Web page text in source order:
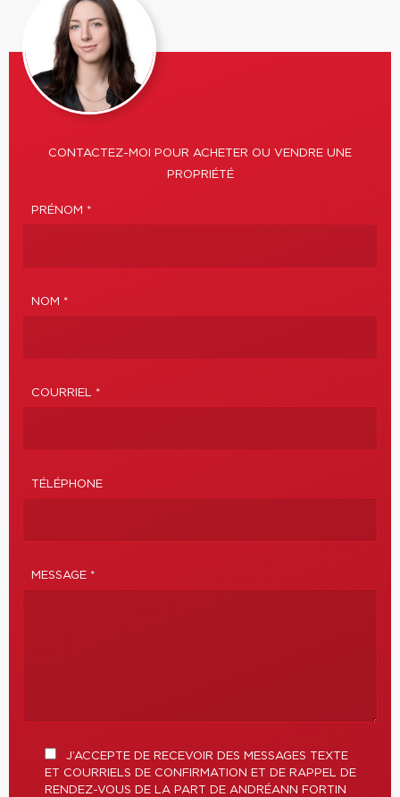
CONTACTEZ-MOI POUR ACHETER OU VENDRE UNE
PROPRIÉTÉ
PRÉNOM *
NOM *
COURRIEL *
TÉLÉPHONE
MESSAGE *
J’ACCEPTE DE RECEVOIR DES MESSAGES TEXTE
ET COURRIELS DE CONFIRMATION ET DE RAPPEL DE
RENDEZ-VOUS DE LA PART DE ANDRÉANN FORTIN